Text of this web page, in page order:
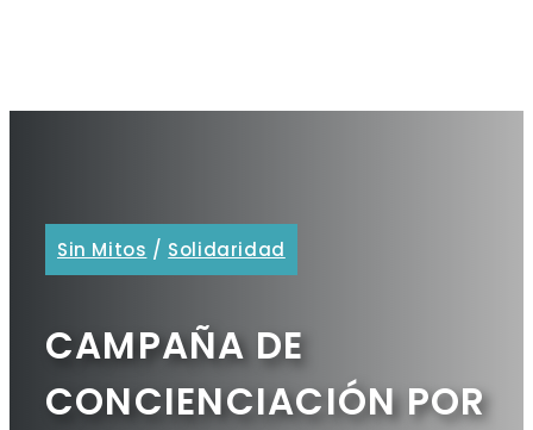
Sin Mitos / Solidaridad
CAMPAÑA DE
CONCIENCIACIÓN POR